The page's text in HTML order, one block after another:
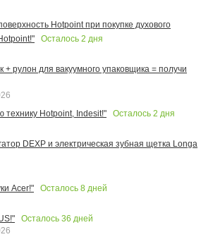
Hotpoint при покупке духового
Осталось 2 дня
+ рулон для вакуумного упаковщика = получи
Hotpoint, Indesit!"
Осталось 2 дня
DEXP и электрическая зубная щетка Longa
Acer!"
Осталось 8 дней
Осталось 36 дней